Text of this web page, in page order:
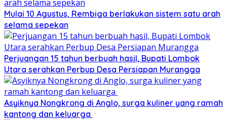
Mulai 10 Agustus, Rembiga berlakukan sistem satu arah
selama sepekan
Perjuangan 15 tahun berbuah hasil, Bupati Lombok
Utara serahkan Perbup Desa Persiapan Murangga
Asyiknya Nongkrong di Anglo, surga kuliner yang ramah
kantong dan keluarga